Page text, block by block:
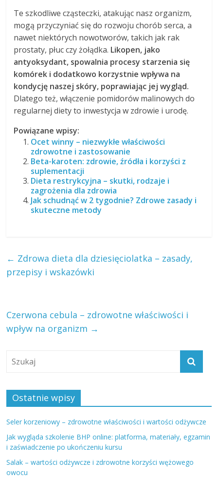
Te szkodliwe cząsteczki, atakując nasz organizm,
mogą przyczyniać się do rozwoju chorób serca, a
nawet niektórych nowotworów, takich jak rak
prostaty, płuc czy żołądka. Likopen, jako
antyoksydant, spowalnia procesy starzenia się
komórek i dodatkowo korzystnie wpływa na
kondycję naszej skóry, poprawiając jej wygląd.
Dlatego też, włączenie pomidorów malinowych do
regularnej diety to inwestycja w zdrowie i urodę.
Powiązane wpisy:
Ocet winny – niezwykłe właściwości
zdrowotne i zastosowanie
Beta-karoten: zdrowie, źródła i korzyści z
suplementacji
Dieta restrykcyjna – skutki, rodzaje i
zagrożenia dla zdrowia
Jak schudnąć w 2 tygodnie? Zdrowe zasady i
skuteczne metody
← Zdrowa dieta dla dziesięciolatka – zasady,
przepisy i wskazówki
Czerwona cebula – zdrowotne właściwości i
wpływ na organizm →
Ostatnie wpisy
Seler korzeniowy – zdrowotne właściwości i wartości odżywcze
Jak wygląda szkolenie BHP online: platforma, materiały, egzamin
i zaświadczenie po ukończeniu kursu
Salak – wartości odżywcze i zdrowotne korzyści wężowego
owocu